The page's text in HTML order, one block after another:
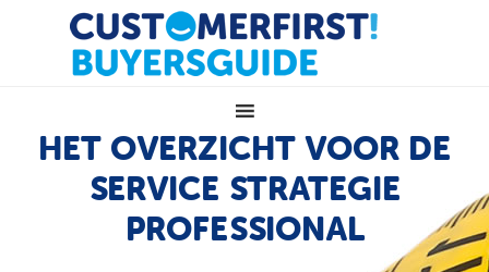
HET OVERZICHT VOOR DE
SERVICE STRATEGIE
PROFESSIONAL